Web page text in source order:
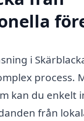
i
process.
kan du enkelt
från